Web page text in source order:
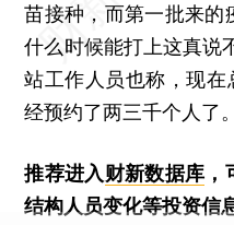
苗接种，而第一批来的
什么时候能打上这真说
站工作人员也称，现
经预约了两三千个人了。
推荐进入财新数据库
结构人员变化等投资信